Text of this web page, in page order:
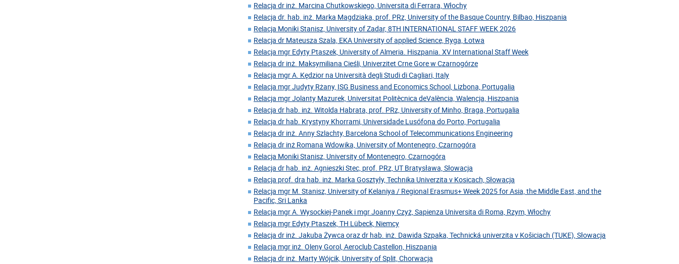
Relacja dr inż. Marcina Chutkowskiego, Universita di Ferrara, Włochy
Relacja dr. hab. inż. Marka Magdziaka, prof. PRz, University of the Basque Country, Bilbao, Hiszpania
Relacja Moniki Stanisz, University of Zadar, 8TH INTERNATIONAL STAFF WEEK 2026
Relacja dr Mateusza Szala, EKA University of applied Science, Ryga, Łotwa
Relacja mgr Edyty Ptaszek, University of Almeria. Hiszpania. XV International Staff Week
Relacja dr inż. Maksymiliana Cieśli, Univerzitet Crne Gore w Czarnogórze
Relacja mgr A. Kędzior na Università degli Studi di Cagliari, Italy
Relacja mgr Judyty Rżany, ISG Business and Economics School, Lizbona, Portugalia
Relacja mgr Jolanty Mazurek, Universitat Politècnica deValència, Walencja, Hiszpania
Relacja dr hab. inż. Witolda Habrata, prof. PRz, University of Minho, Braga, Portugalia
Relacja dr hab. Krystyny Khorrami, Universidade Lusófona do Porto, Portugalia
Relacja dr inż. Anny Szlachty, Barcelona School of Telecommunications Engineering
Relacja dr inż Romana Wdowika, University of Montenegro, Czarnogóra
Relacja Moniki Stanisz, University of Montenegro, Czarnogóra
Relacja dr hab. inż. Agnieszki Stec, prof. PRz, UT Bratysława, Słowacja
Relacja prof. dra hab. inż. Marka Gosztyły, Technika Univerzita v Kosicach, Słowacja
Relacja mgr M. Stanisz, University of Kelaniya / Regional Erasmus+ Week 2025 for Asia, the Middle East, and the
Pacific, Sri Lanka
Relacja mgr A. Wysockiej-Panek i mgr Joanny Czyż, Sapienza Universita di Roma, Rzym, Włochy
Relacja mgr Edyty Ptaszek, TH Lübeck, Niemcy
Relacja dr inż. Jakuba Żywca oraz dr hab. inż. Dawida Szpaka, Technická univerzita v Košiciach (TUKE), Słowacja
Relacja mgr inż. Oleny Gorol, Aeroclub Castellon, Hiszpania
Relacja dr inż. Marty Wójcik, University of Split, Chorwacja